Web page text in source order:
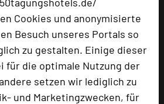
Cookies und anonymisierte
Besuch unseres Portals so
zu gestalten. Einige dieser
für die optimale Nutzung der
setzen wir lediglich zu
und Marketingzwecken, für
5